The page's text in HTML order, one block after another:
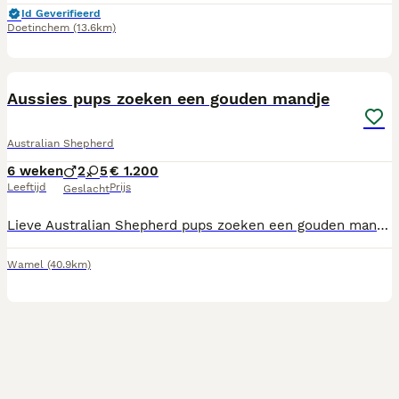
Id Geverifieerd
Doetinchem (13.6km)
Aussies pups zoeken een gouden mandje
Australian Shepherd
6 weken
Leeftijd
2 5
Geslacht
€ 1.200
Prijs
Lieve Australian Shepherd pups zoeken een gouden mandje 🐾 Met veel liefde bieden wij onze prachtige Australian Shepherd pups aan. Er zijn 7 pups beschikbaar, die opgroeien op onze boerderij in een huiselijke en liefdevolle omgeving. De pups zijn afkomstig van een zorgvuldig gekozen combinatie. De vader is volledig gezondheidsonderzocht en de moeder is door ons zelf gefokt. Zij is een lieve, rustige Australian Shepherd met een zacht karakter en is dol op knuffelen. Ook de vader heeft een rustig en stabiel karakter. De pups groeien op tussen ons gezin en brengen veel tijd door met onze dochter. Ze worden dagelijks uitgebreid gesocialiseerd en maken kennis met allerlei situaties en geluiden. Daarnaast zijn ze gewend aan zowel het leven binnen als buiten en komen ze in contact met verschillende dieren, waaronder katten, paarden en koeien. Wij vinden een goede start ontzettend belangrijk. Daarom besteden we veel aandacht aan een liefdevolle opvoeding, zodat de pups zich kunnen ontwikkelen tot sociale, stabiele en zelfverzekerde honden. Wanneer de pups oud genoeg zijn om te verhuizen, gaan zij mee: * Gechipt * Geënt volgens schema * Meerdere keren ontwormd * Met een Europees dierenpaspoort * Met een gezondheidscontrole van de dierenarts Wij zoeken voor onze pups een liefdevol thuis waar ze alle aandacht en zorg krijgen die ze verdienen. Heb je interesse of wil je meer informatie? Neem gerust contact met ons op. We vertellen je graag meer over de pups.
Wamel (40.9km)